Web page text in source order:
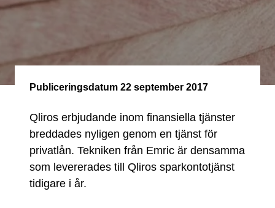
Publiceringsdatum 22 september 2017
Qliros erbjudande inom finansiella tjänster
breddades nyligen genom en tjänst för
privatlån. Tekniken från Emric är densamma
som levererades till Qliros sparkontotjänst
tidigare i år.